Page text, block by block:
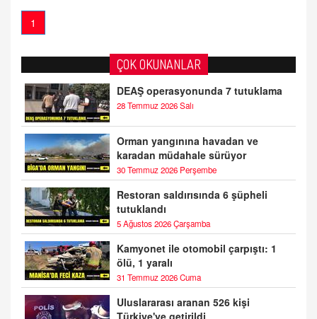
1
ÇOK OKUNANLAR
DEAŞ operasyonunda 7 tutuklama
28 Temmuz 2026 Salı
Orman yangınına havadan ve
karadan müdahale sürüyor
30 Temmuz 2026 Perşembe
Restoran saldırısında 6 şüpheli
tutuklandı
5 Ağustos 2026 Çarşamba
Kamyonet ile otomobil çarpıştı: 1
ölü, 1 yaralı
31 Temmuz 2026 Cuma
Uluslararası aranan 526 kişi
Türkiye'ye getirildi